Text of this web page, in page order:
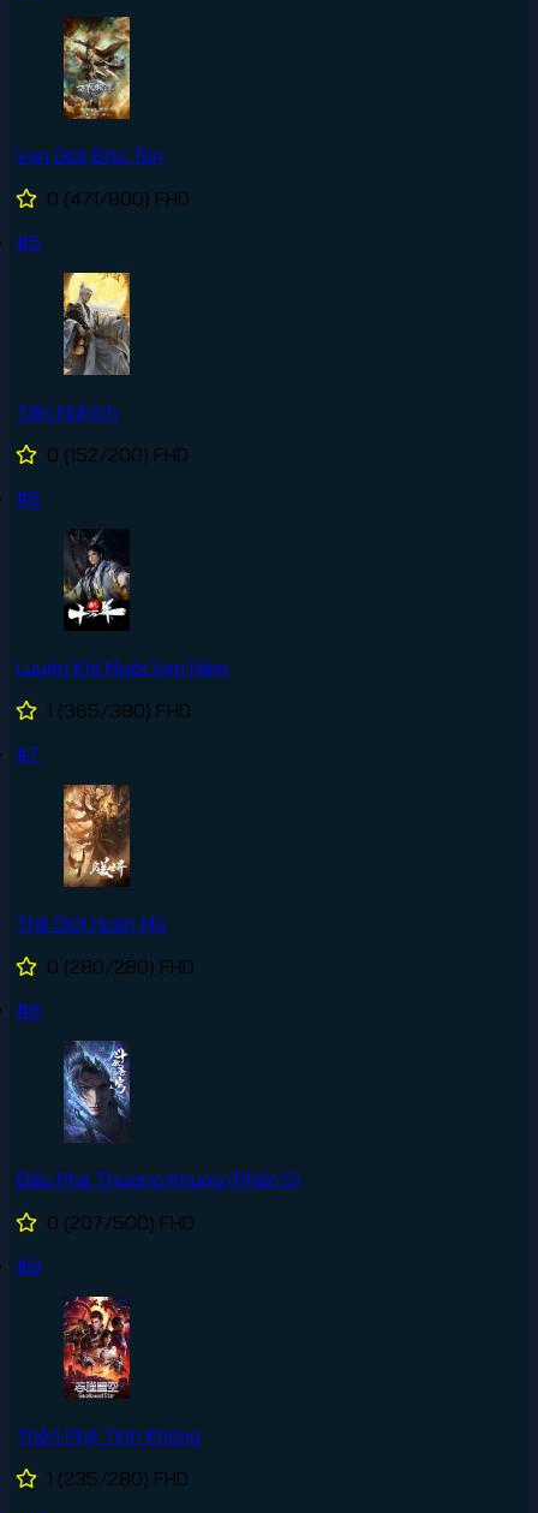
Vạn Giới Độc Tôn
0 (471/800) FHD
#5
Tiên Nghịch
0 (152/200) FHD
#6
Luyện Khí Mười Vạn Năm
1 (365/380) FHD
#7
Thế Giới Hoàn Mỹ
0 (280/280) FHD
#8
Đấu Phá Thương Khung (Phần 5)
0 (207/500) FHD
#9
Thôn Phệ Tinh Không
1 (235/280) FHD